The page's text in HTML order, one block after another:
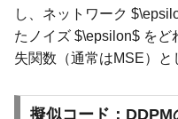
し、ネットワーク
たノイズ $\epsilon$ をど
失関数（通常はMSE）と
擬似コード：DDPM